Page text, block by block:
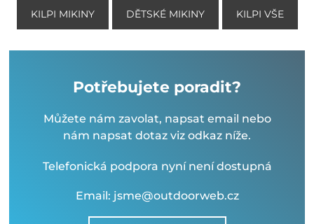
KILPI MIKINY DĚTSKÉ MIKINY KILPI VŠE
Potřebujete poradit?
Můžete nám zavolat, napsat email nebo
nám napsat dotaz viz odkaz níže.
Telefonická podpora nyní není dostupná
Email: jsme@outdoorweb.cz